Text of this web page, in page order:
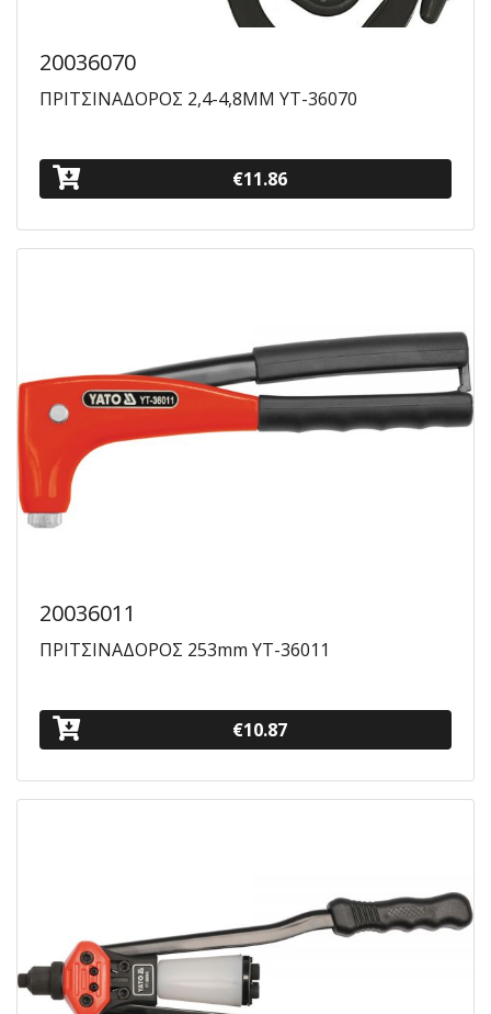
20036070
ΠΡΙΤΣΙΝΑΔΟΡΟΣ 2,4-4,8ΜΜ YT-36070
€11.86
20036011
ΠΡΙΤΣΙΝΑΔΟΡΟΣ 253mm YT-36011
€10.87